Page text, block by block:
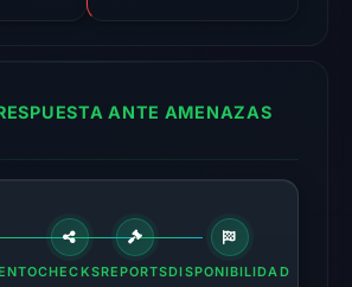
SEAL)
the
snapshot
from
Aug
ANTE AMENAZAS
CHECKSREPORTSDISPONIBILIDAD